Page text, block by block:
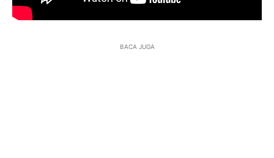
BACA JUGA